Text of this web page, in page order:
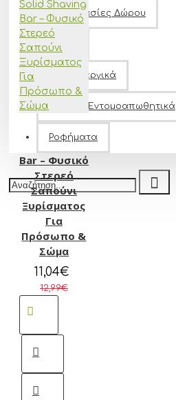
Συσκευασίες Δώρου
Σώμα.
Υποαλλεργικά
Φυσικά Εντομοαπωθητικά
Ροφήματα
Lamazuna
Solid Shaving
Bar – Φυσικό
Στερεό
Σαπούνι
Ξυρίσματος
Για
Πρόσωπο &
Σώμα
11,04€
12,99€